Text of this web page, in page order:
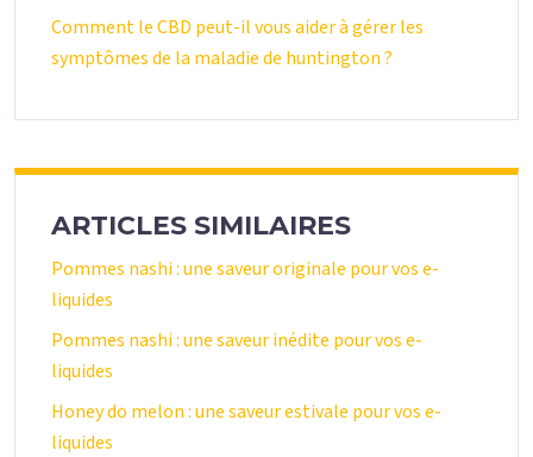
Comment le CBD peut-il vous aider à gérer les
symptômes de la maladie de huntington ?
ARTICLES SIMILAIRES
Pommes nashi : une saveur originale pour vos e-
liquides
Pommes nashi : une saveur inédite pour vos e-
liquides
Honey do melon : une saveur estivale pour vos e-
liquides